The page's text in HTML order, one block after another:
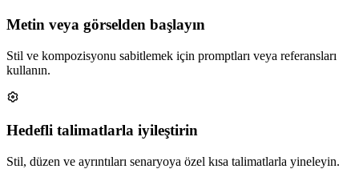
Metin veya görselden başlayın
Stil ve kompozisyonu sabitlemek için promptları veya referansları
kullanın.
Hedefli talimatlarla iyileştirin
Stil, düzen ve ayrıntıları senaryoya özel kısa talimatlarla yineleyin.